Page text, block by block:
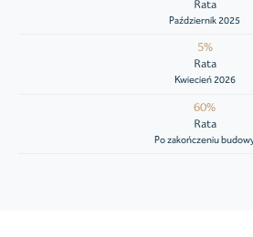
Rata
Październik 2025
5%
Rata
Kwiecień 2026
60%
Rata
Po zakończeniu